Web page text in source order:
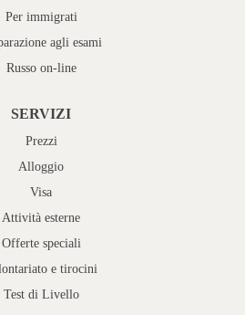
Per immigrati
agli esami
Russo on-line
SERVIZI
Prezzi
Alloggio
Visa
Attività esterne
Offerte speciali
e tirocini
Test di Livello